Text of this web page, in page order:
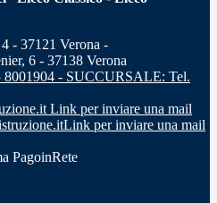
- 37121 Verona -
6 - 37138 Verona
8001904 - SUCCURSALE: Tel.
Link per inviare una mail
Link per inviare una mail
PagoinRete